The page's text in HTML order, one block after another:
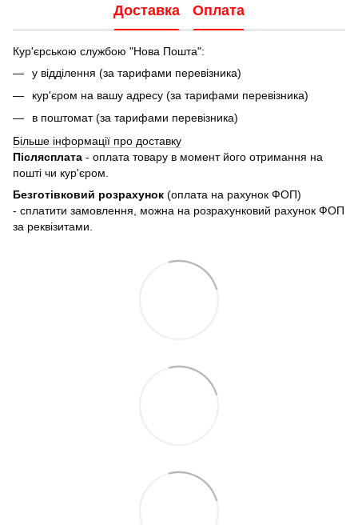
Доставка Оплата
Кур'єрською службою "Нова Пошта":
у відділення (за тарифами перевізника)
кур'єром на вашу адресу (за тарифами перевізника)
в поштомат (за тарифами перевізника)
Більше інформації про доставку
Післясплата - оплата товару в момент його отримання на
пошті чи кур'єром.
Безготівковий розрахунок (оплата на рахунок ФОП)
- сплатити замовлення, можна на розрахунковий рахунок ФОП
за реквізитами.